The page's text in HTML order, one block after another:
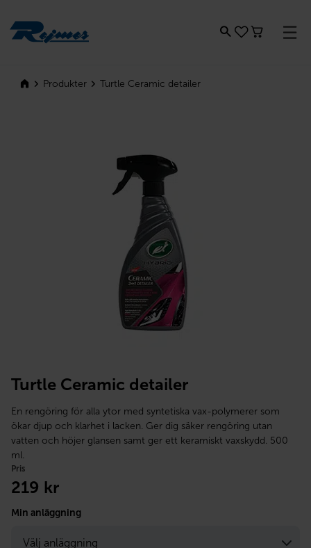
Produkter Turtle Ceramic detailer
Turtle Ceramic detailer
En rengöring för alla ytor med syntetiska vax-polymerer som
ökar djup och klarhet i lacken. Ger dig säker rengöring utan
vatten och höjer glansen samt ger ett keramiskt vaxskydd. 500
ml.
Pris
219 kr
Min anläggning